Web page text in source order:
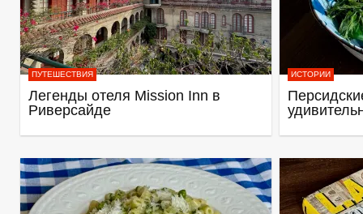
ПУТЕШЕСТВИЯ
Легенды отеля Mission Inn в
Риверсайде
ИСТОРИИ